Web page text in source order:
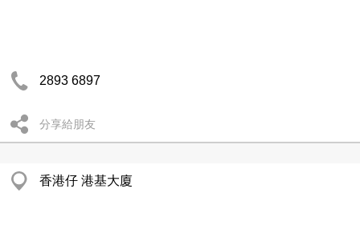
2893 6897
分享給朋友
香港仔 港基大廈